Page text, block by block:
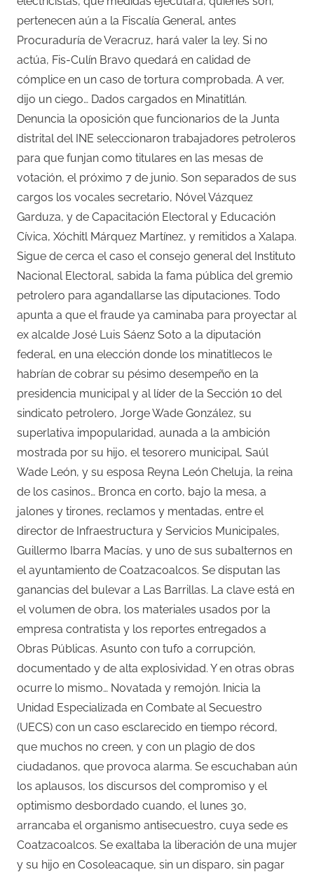
pertenecen aún a la Fiscalía General, antes
Procuraduría de Veracruz, hará valer la ley. Si no
actúa, Fis-Culín Bravo quedará en calidad de
cómplice en un caso de tortura comprobada. A ver,
dijo un ciego… Dados cargados en Minatitlán.
Denuncia la oposición que funcionarios de la Junta
distrital del INE seleccionaron trabajadores petroleros
para que funjan como titulares en las mesas de
votación, el próximo 7 de junio. Son separados de sus
cargos los vocales secretario, Nóvel Vázquez
Garduza, y de Capacitación Electoral y Educación
Cívica, Xóchitl Márquez Martínez, y remitidos a Xalapa.
Sigue de cerca el caso el consejo general del Instituto
Nacional Electoral, sabida la fama pública del gremio
petrolero para agandallarse las diputaciones. Todo
apunta a que el fraude ya caminaba para proyectar al
ex alcalde José Luis Sáenz Soto a la diputación
federal, en una elección donde los minatitlecos le
habrían de cobrar su pésimo desempeño en la
presidencia municipal y al líder de la Sección 10 del
sindicato petrolero, Jorge Wade González, su
superlativa impopularidad, aunada a la ambición
mostrada por su hijo, el tesorero municipal, Saúl
Wade León, y su esposa Reyna León Cheluja, la reina
de los casinos… Bronca en corto, bajo la mesa, a
jalones y tirones, reclamos y mentadas, entre el
director de Infraestructura y Servicios Municipales,
Guillermo Ibarra Macías, y uno de sus subalternos en
el ayuntamiento de Coatzacoalcos. Se disputan las
ganancias del bulevar a Las Barrillas. La clave está en
el volumen de obra, los materiales usados por la
empresa contratista y los reportes entregados a
Obras Públicas. Asunto con tufo a corrupción,
documentado y de alta explosividad. Y en otras obras
ocurre lo mismo… Novatada y remojón. Inicia la
Unidad Especializada en Combate al Secuestro
(UECS) con un caso esclarecido en tiempo récord,
que muchos no creen, y con un plagio de dos
ciudadanos, que provoca alarma. Se escuchaban aún
los aplausos, los discursos del compromiso y el
optimismo desbordado cuando, el lunes 30,
arrancaba el organismo antisecuestro, cuya sede es
Coatzacoalcos. Se exaltaba la liberación de una mujer
y su hijo en Cosoleacaque, sin un disparo, sin pagar